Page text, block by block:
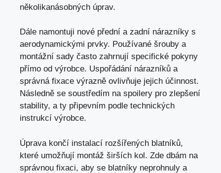
několikanásobných úprav.
Dále namontuji nové přední a zadní nárazníky s
aerodynamickými prvky. Používané šrouby a
montážní sady často zahrnují specifické pokyny
přímo od výrobce. Uspořádání nárazníků a
správná fixace výrazně ovlivňuje jejich účinnost.
Následně se soustředím na spoilery pro zlepšení
stability, a ty připevním podle technických
instrukcí výrobce.
Úprava končí instalací rozšířených blatníků,
které umožňují montáž širších kol. Zde dbám na
správnou fixaci, aby se blatníky neprohnuly a